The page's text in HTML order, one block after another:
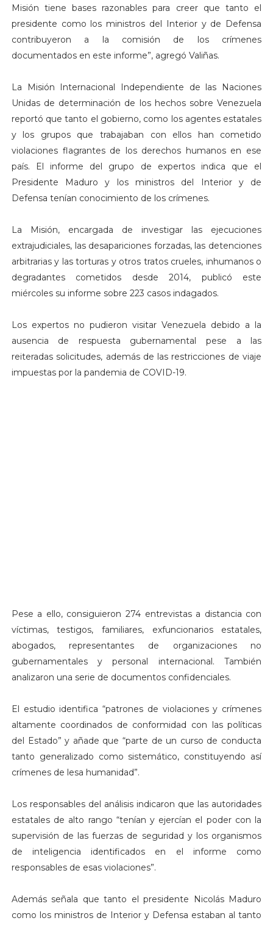
Misión tiene bases razonables para creer que tanto el
presidente como los ministros del Interior y de Defensa
contribuyeron a la comisión de los crímenes
documentados en este informe”, agregó Valiñas.
La Misión Internacional Independiente de las Naciones
Unidas de determinación de los hechos sobre Venezuela
reportó que tanto el gobierno, como los agentes estatales
y los grupos que trabajaban con ellos han cometido
violaciones flagrantes de los derechos humanos en ese
país. El informe del grupo de expertos indica que el
Presidente Maduro y los ministros del Interior y de
Defensa tenían conocimiento de los crímenes.
La Misión, encargada de investigar las ejecuciones
extrajudiciales, las desapariciones forzadas, las detenciones
arbitrarias y las torturas y otros tratos crueles, inhumanos o
degradantes cometidos desde 2014, publicó este
miércoles su informe sobre 223 casos indagados.
Los expertos no pudieron visitar Venezuela debido a la
ausencia de respuesta gubernamental pese a las
reiteradas solicitudes, además de las restricciones de viaje
impuestas por la pandemia de COVID-19.
Pese a ello, consiguieron 274 entrevistas a distancia con
víctimas, testigos, familiares, exfuncionarios estatales,
abogados, representantes de organizaciones no
gubernamentales y personal internacional. También
analizaron una serie de documentos confidenciales.
El estudio identifica “patrones de violaciones y crímenes
altamente coordinados de conformidad con las políticas
del Estado” y añade que “parte de un curso de conducta
tanto generalizado como sistemático, constituyendo así
crímenes de lesa humanidad”.
Los responsables del análisis indicaron que las autoridades
estatales de alto rango “tenían y ejercían el poder con la
supervisión de las fuerzas de seguridad y los organismos
de inteligencia identificados en el informe como
responsables de esas violaciones”.
Además señala que tanto el presidente Nicolás Maduro
como los ministros de Interior y Defensa estaban al tanto